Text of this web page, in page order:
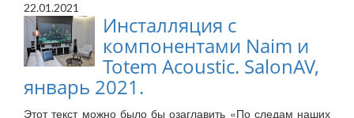
22.01.2021
Инсталляция с
компонентами Naim и
Totem Acoustic. SalonAV,
январь 2021.
Этот текст можно было бы озаглавить «По следам наших